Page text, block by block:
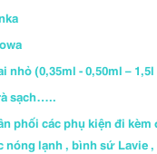
(0,35ml - 0,50ml – 1,5l
sạch…..
các phụ kiện đi kèm
lạnh , bình sứ Lavie